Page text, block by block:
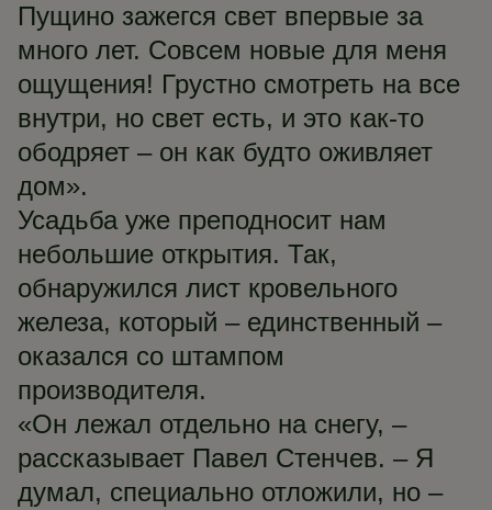
Пущино зажегся свет впервые за
много лет. Совсем новые для меня
ощущения! Грустно смотреть на все
внутри, но свет есть, и это как-то
ободряет – он как будто оживляет
дом».
Усадьба уже преподносит нам
небольшие открытия. Так,
обнаружился лист кровельного
железа, который – единственный –
оказался со штампом
производителя.
«Он лежал отдельно на снегу, –
рассказывает Павел Стенчев. – Я
думал, специально отложили, но –